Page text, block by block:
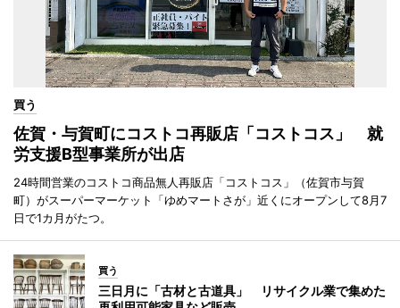
買う
佐賀・与賀町にコストコ再販店「コストコス」 就
労支援B型事業所が出店
24時間営業のコストコ商品無人再販店「コストコス」（佐賀市与賀
町）がスーパーマーケット「ゆめマートさが」近くにオープンして8月7
日で1カ月がたつ。
買う
三日月に「古材と古道具」 リサイクル業で集めた